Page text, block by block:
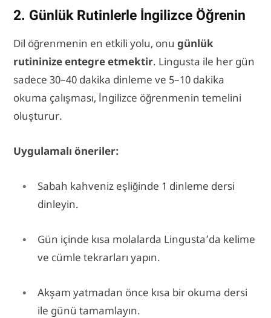
2. Günlük Rutinlerle İngilizce Öğrenin
Dil öğrenmenin en etkili yolu, onu günlük
rutininize entegre etmektir. Lingusta ile her gün
sadece 30–40 dakika dinleme ve 5–10 dakika
okuma çalışması, İngilizce öğrenmenin temelini
oluşturur.
Uygulamalı öneriler:
Sabah kahveniz eşliğinde 1 dinleme dersi
dinleyin.
Gün içinde kısa molalarda Lingusta’da kelime
ve cümle tekrarları yapın.
Akşam yatmadan önce kısa bir okuma dersi
ile günü tamamlayın.